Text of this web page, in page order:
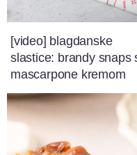
[video] blagdanske
slastice: brandy snaps
mascarpone kremom